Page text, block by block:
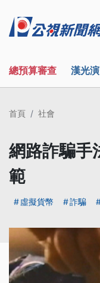
總預算審查 漢光
首頁 社會
網路詐騙手
範
虛擬貨幣 詐騙